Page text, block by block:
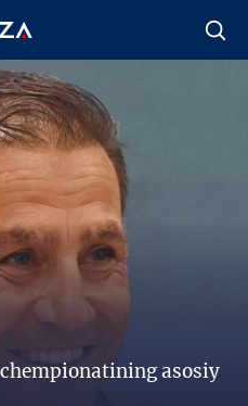
asosiy